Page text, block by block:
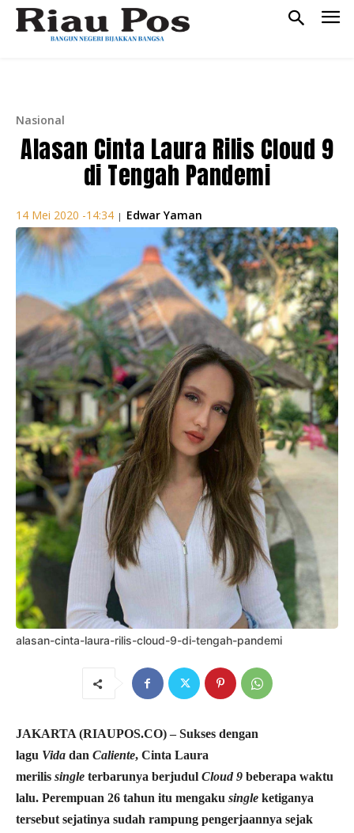
Nasional
Alasan Cinta Laura Rilis Cloud 9
di Tengah Pandemi
14 Mei 2020 -14:34 | Edwar Yaman
alasan-cinta-laura-rilis-cloud-9-di-tengah-pandemi
JAKARTA (RIAUPOS.CO) –Sukses dengan
lagu Vida dan Caliente, Cinta Laura
merilis single terbarunya berjudul Cloud 9 beberapa waktu
lalu. Perempuan 26 tahun itu mengaku single ketiganya
tersebut sejatinya sudah rampung pengerjaannya sejak